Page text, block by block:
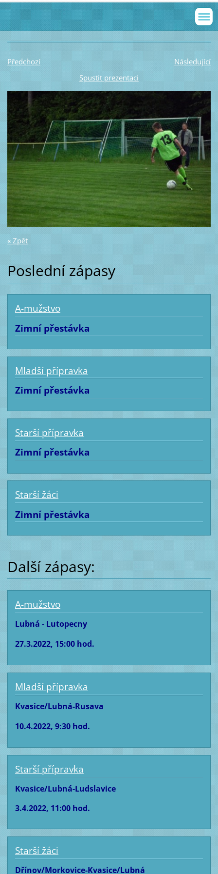
Předchozí
Následující
Spustit prezentaci
« Zpět
Poslední zápasy
A-mužstvo
Zimní přestávka
Mladší přípravka
Zimní přestávka
Starší přípravka
Zimní přestávka
Starší žáci
Zimní přestávka
Další zápasy:
A-mužstvo
Lubná - Lutopecny
27.3.2022, 15:00 hod.
Mladší přípravka
Kvasice/Lubná-Rusava
10.4.2022, 9:30 hod.
Starší přípravka
Kvasice/Lubná-Ludslavice
3.4.2022, 11:00 hod.
Starší žáci
Dřínov/Morkovice-Kvasice/Lubná